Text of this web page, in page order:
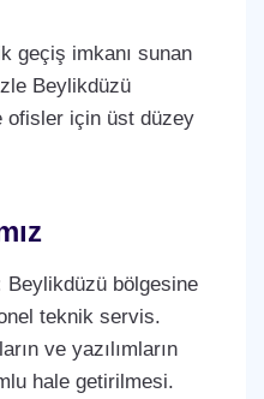
geçiş imkanı sunan
Beylikdüzü
ofisler için üst düzey
Beylikdüzü bölgesine
teknik servis.
ve yazılımların
hale getirilmesi.